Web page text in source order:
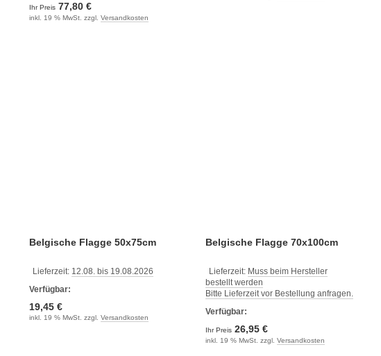
Ihr Preis 77,80 €
inkl. 19 % MwSt. zzgl. Versandkosten
Belgische Flagge 50x75cm
Lieferzeit: 12.08. bis 19.08.2026
Verfügbar:
19,45 €
inkl. 19 % MwSt. zzgl. Versandkosten
Belgische Flagge 70x100cm
Lieferzeit: Muss beim Hersteller
bestellt werden
Bitte Lieferzeit vor Bestellung anfragen.
Verfügbar:
Ihr Preis 26,95 €
inkl. 19 % MwSt. zzgl. Versandkosten